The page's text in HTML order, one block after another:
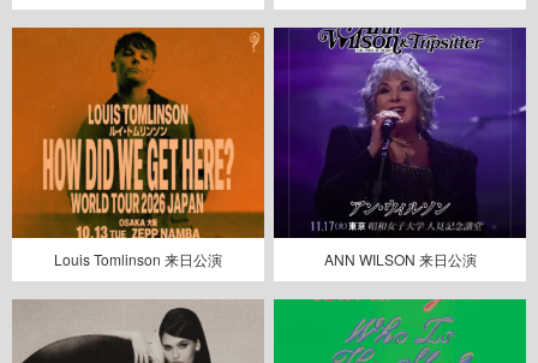
Louis Tomlinson 来日公演 ANN WILSON 来日公演